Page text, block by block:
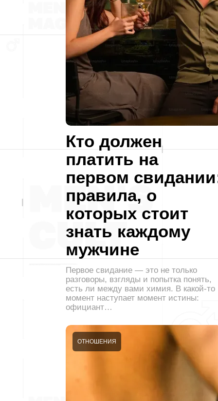
Кто должен
платить на
первом
правила, о
которых стоит
знать каждому
мужчине
Первое свидание — это не только
разговоры, взгляды и попытка понять,
есть ли между вами химия. В какой-то
момент наступает момент истины:
официант…
ОТНОШЕНИЯ